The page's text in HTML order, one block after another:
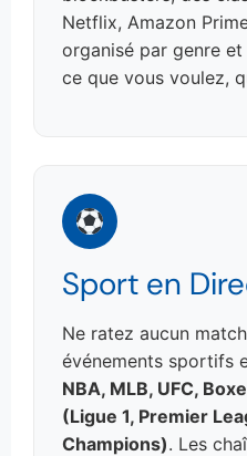
Netflix, Amazon
organisé par genre
ce que vous voulez,
Sport en
Ne ratez aucun
événements sportifs
NBA, MLB, UFC,
(Ligue 1, Premier
Champions). Les